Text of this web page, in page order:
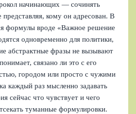
начинающих — сочинять
представляя, кому он адресован. В
формулы вроде «Важное решение
одновременно для политики,
абстрактные фразы не вызывают
связано ли это с его
городом или просто с чужими
каждый раз мысленно задавать
сейчас что чувствует и чего
туманные формулировки.